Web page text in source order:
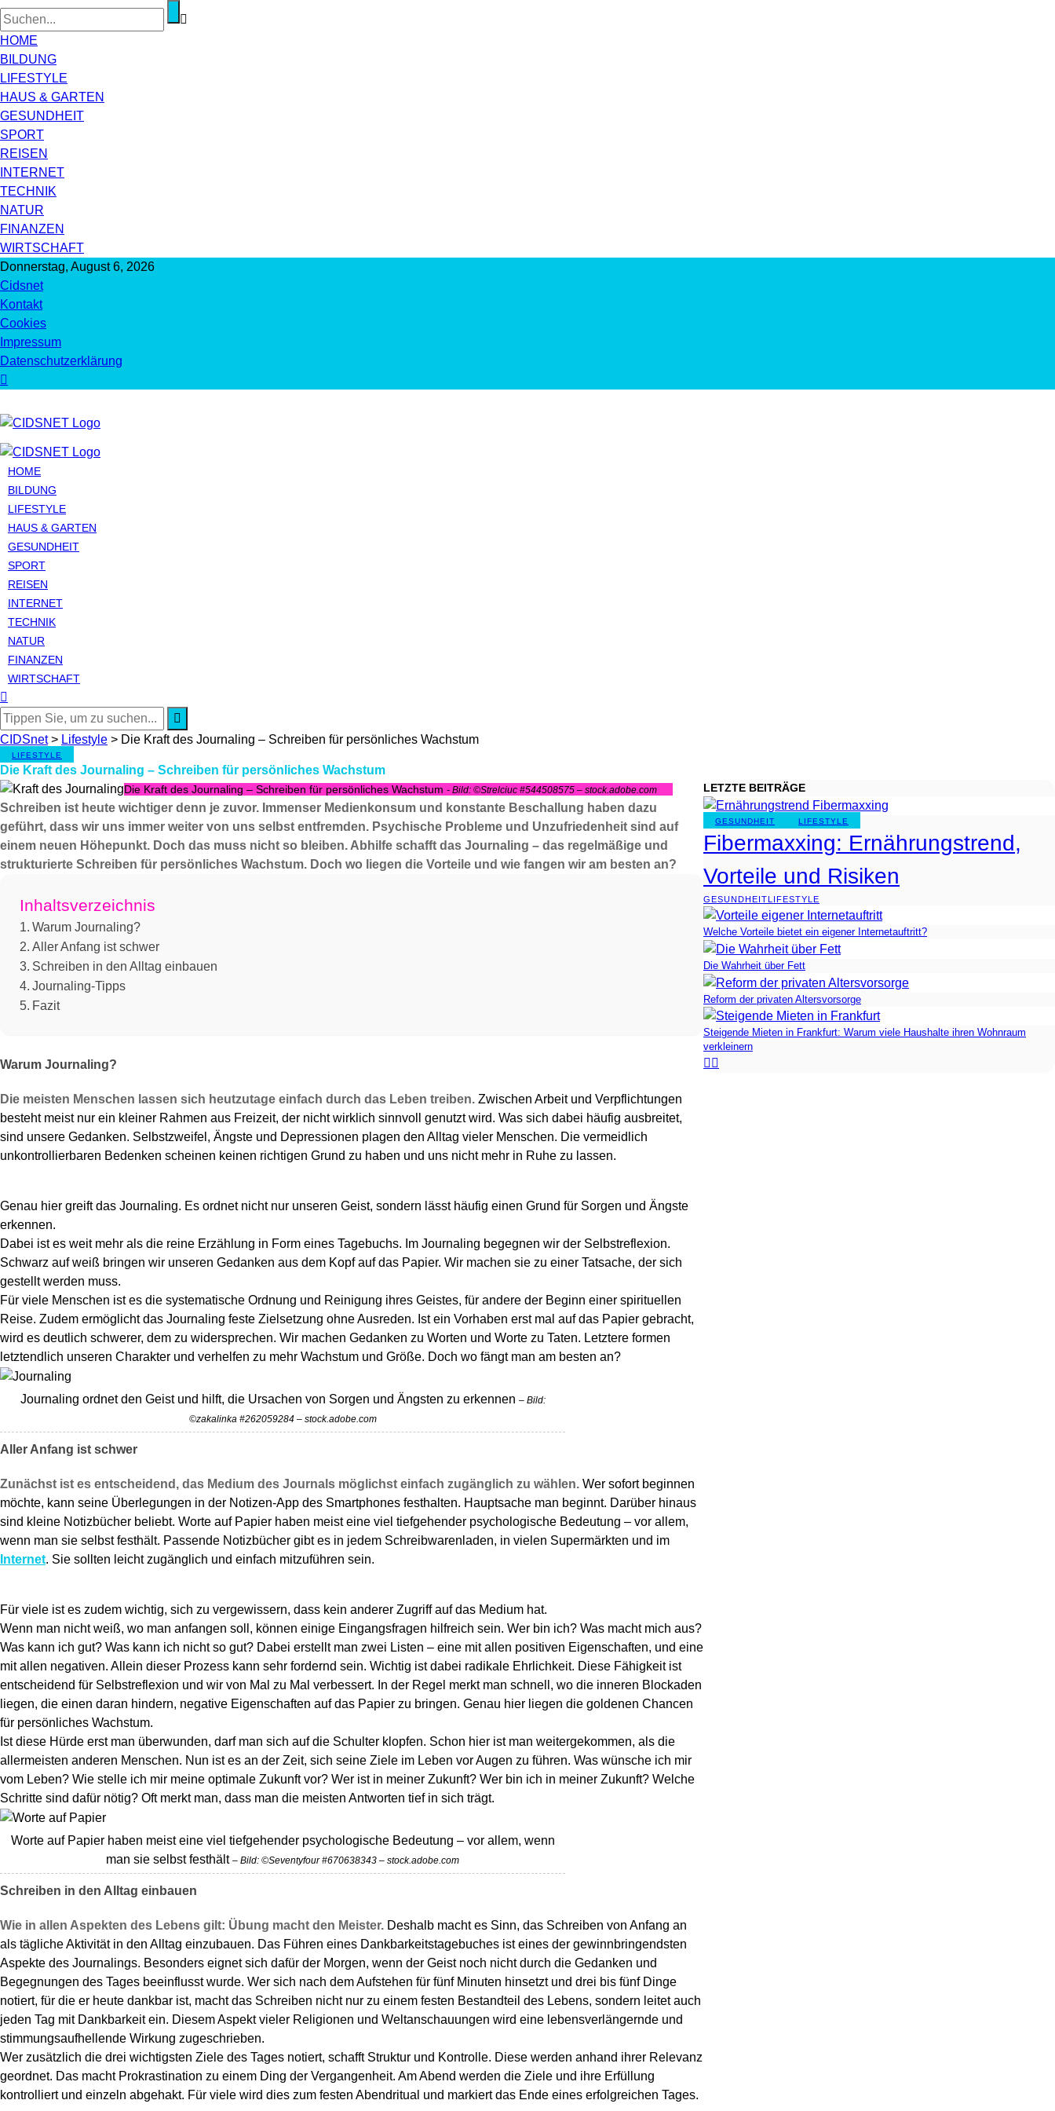
HOME
BILDUNG
LIFESTYLE
HAUS & GARTEN
GESUNDHEIT
SPORT
REISEN
INTERNET
TECHNIK
NATUR
FINANZEN
WIRTSCHAFT
Donnerstag, August 6, 2026
Cidsnet
Kontakt
Cookies
Impressum
Datenschutzerklärung
HOME
BILDUNG
LIFESTYLE
HAUS & GARTEN
GESUNDHEIT
SPORT
REISEN
INTERNET
TECHNIK
NATUR
FINANZEN
WIRTSCHAFT
CIDSnet> Lifestyle > Die Kraft des Journaling – Schreiben für persönliches Wachstum
LIFESTYLE
Die Kraft des Journaling – Schreiben für persönliches Wachstum
Die Kraft des Journaling – Schreiben für persönliches Wachstum - Bild: ©Strelciuc #544508575 – stock.adobe.com
Schreiben ist heute wichtiger denn je zuvor. Immenser Medienkonsum und konstante Beschallung haben dazu
geführt, dass wir uns immer weiter von uns selbst entfremden. Psychische Probleme und Unzufriedenheit sind auf
einem neuen Höhepunkt. Doch das muss nicht so bleiben. Abhilfe schafft das Journaling – das regelmäßige und
strukturierte Schreiben für persönliches Wachstum. Doch wo liegen die Vorteile und wie fangen wir am besten an?
Inhaltsverzeichnis
Warum Journaling?
Aller Anfang ist schwer
Schreiben in den Alltag einbauen
Journaling-Tipps
Fazit
Warum Journaling?
Die meisten Menschen lassen sich heutzutage einfach durch das Leben treiben. Zwischen Arbeit und Verpflichtungen
besteht meist nur ein kleiner Rahmen aus Freizeit, der nicht wirklich sinnvoll genutzt wird. Was sich dabei häufig ausbreitet,
sind unsere Gedanken. Selbstzweifel, Ängste und Depressionen plagen den Alltag vieler Menschen. Die vermeidlich
unkontrollierbaren Bedenken scheinen keinen richtigen Grund zu haben und uns nicht mehr in Ruhe zu lassen.
Genau hier greift das Journaling. Es ordnet nicht nur unseren Geist, sondern lässt häufig einen Grund für Sorgen und Ängste
erkennen.
Dabei ist es weit mehr als die reine Erzählung in Form eines Tagebuchs. Im Journaling begegnen wir der Selbstreflexion.
Schwarz auf weiß bringen wir unseren Gedanken aus dem Kopf auf das Papier. Wir machen sie zu einer Tatsache, der sich
gestellt werden muss.
Für viele Menschen ist es die systematische Ordnung und Reinigung ihres Geistes, für andere der Beginn einer spirituellen
Reise. Zudem ermöglicht das Journaling feste Zielsetzung ohne Ausreden. Ist ein Vorhaben erst mal auf das Papier gebracht,
wird es deutlich schwerer, dem zu widersprechen. Wir machen Gedanken zu Worten und Worte zu Taten. Letztere formen
letztendlich unseren Charakter und verhelfen zu mehr Wachstum und Größe. Doch wo fängt man am besten an?
Journaling ordnet den Geist und hilft, die Ursachen von Sorgen und Ängsten zu erkennen – Bild:
©zakalinka #262059284 – stock.adobe.com
Aller Anfang ist schwer
Zunächst ist es entscheidend, das Medium des Journals möglichst einfach zugänglich zu wählen. Wer sofort beginnen
möchte, kann seine Überlegungen in der Notizen-App des Smartphones festhalten. Hauptsache man beginnt. Darüber hinaus
sind kleine Notizbücher beliebt. Worte auf Papier haben meist eine viel tiefgehender psychologische Bedeutung – vor allem,
wenn man sie selbst festhält. Passende Notizbücher gibt es in jedem Schreibwarenladen, in vielen Supermärkten und im
Internet. Sie sollten leicht zugänglich und einfach mitzuführen sein.
Für viele ist es zudem wichtig, sich zu vergewissern, dass kein anderer Zugriff auf das Medium hat.
Wenn man nicht weiß, wo man anfangen soll, können einige Eingangsfragen hilfreich sein. Wer bin ich? Was macht mich aus?
Was kann ich gut? Was kann ich nicht so gut? Dabei erstellt man zwei Listen – eine mit allen positiven Eigenschaften, und eine
mit allen negativen. Allein dieser Prozess kann sehr fordernd sein. Wichtig ist dabei radikale Ehrlichkeit. Diese Fähigkeit ist
entscheidend für Selbstreflexion und wir von Mal zu Mal verbessert. In der Regel merkt man schnell, wo die inneren Blockaden
liegen, die einen daran hindern, negative Eigenschaften auf das Papier zu bringen. Genau hier liegen die goldenen Chancen
für persönliches Wachstum.
Ist diese Hürde erst man überwunden, darf man sich auf die Schulter klopfen. Schon hier ist man weitergekommen, als die
allermeisten anderen Menschen. Nun ist es an der Zeit, sich seine Ziele im Leben vor Augen zu führen. Was wünsche ich mir
vom Leben? Wie stelle ich mir meine optimale Zukunft vor? Wer ist in meiner Zukunft? Wer bin ich in meiner Zukunft? Welche
Schritte sind dafür nötig? Oft merkt man, dass man die meisten Antworten tief in sich trägt.
Worte auf Papier haben meist eine viel tiefgehender psychologische Bedeutung – vor allem, wenn
man sie selbst festhält – Bild: ©Seventyfour #670638343 – stock.adobe.com
Schreiben in den Alltag einbauen
Wie in allen Aspekten des Lebens gilt: Übung macht den Meister. Deshalb macht es Sinn, das Schreiben von Anfang an
als tägliche Aktivität in den Alltag einzubauen. Das Führen eines Dankbarkeitstagebuches ist eines der gewinnbringendsten
Aspekte des Journalings. Besonders eignet sich dafür der Morgen, wenn der Geist noch nicht durch die Gedanken und
Begegnungen des Tages beeinflusst wurde. Wer sich nach dem Aufstehen für fünf Minuten hinsetzt und drei bis fünf Dinge
notiert, für die er heute dankbar ist, macht das Schreiben nicht nur zu einem festen Bestandteil des Lebens, sondern leitet auch
jeden Tag mit Dankbarkeit ein. Diesem Aspekt vieler Religionen und Weltanschauungen wird eine lebensverlängernde und
stimmungsaufhellende Wirkung zugeschrieben.
Wer zusätzlich die drei wichtigsten Ziele des Tages notiert, schafft Struktur und Kontrolle. Diese werden anhand ihrer Relevanz
geordnet. Das macht Prokrastination zu einem Ding der Vergangenheit. Am Abend werden die Ziele und ihre Erfüllung
kontrolliert und einzeln abgehakt. Für viele wird dies zum festen Abendritual und markiert das Ende eines erfolgreichen Tages.
LETZTE BEITRÄGE
GESUNDHEIT LIFESTYLE
Fibermaxxing: Ernährungstrend,
Vorteile und Risiken
GESUNDHEIT LIFESTYLE
Welche Vorteile bietet ein eigener Internetauftritt?
Die Wahrheit über Fett
Reform der privaten Altersvorsorge
Steigende Mieten in Frankfurt: Warum viele Haushalte ihren Wohnraum
verkleinern